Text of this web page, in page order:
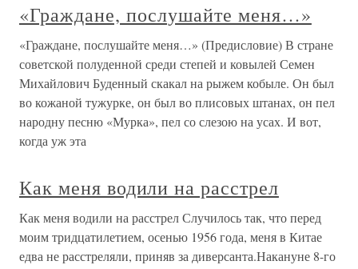
«Граждане, послушайте меня…»
«Граждане, послушайте меня…» (Предисловие) В стране
советской полуденной среди степей и ковылей Семен
Михайлович Буденный скакал на рыжем кобыле. Он был
во кожаной тужурке, он был во плисовых штанах, он пел
народну песню «Мурка», пел со слезою на усах. И вот,
когда уж эта
Как меня водили на расстрел
Как меня водили на расстрел Случилось так, что перед
моим тридцатилетием, осенью 1956 года, меня в Китае
едва не расстреляли, приняв за диверсанта.Накануне 8-го